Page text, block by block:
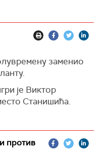
заменио
је Виктор
Станишића.
против